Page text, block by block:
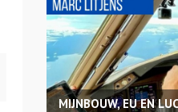
MIJNBOUW, EU EN